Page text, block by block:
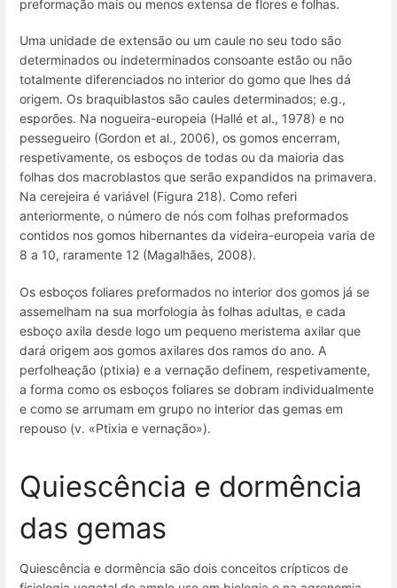
preformação mais ou menos extensa de flores e folhas.
Uma unidade de extensão ou um caule no seu todo são
determinados ou indeterminados consoante estão ou não
totalmente diferenciados no interior do gomo que lhes dá
origem. Os braquiblastos são caules determinados; e.g.,
esporões. Na nogueira-europeia (Hallé et al., 1978) e no
pessegueiro (Gordon et al., 2006), os gomos encerram,
respetivamente, os esboços de todas ou da maioria das
folhas dos macroblastos que serão expandidos na primavera.
Na cerejeira é variável (Figura 218). Como referi
anteriormente, o número de nós com folhas preformados
contidos nos gomos hibernantes da videira-europeia varia de
8 a 10, raramente 12 (Magalhães, 2008).
Os esboços foliares preformados no interior dos gomos já se
assemelham na sua morfologia às folhas adultas, e cada
esboço axila desde logo um pequeno meristema axilar que
dará origem aos gomos axilares dos ramos do ano. A
perfolheação (ptixia) e a vernação definem, respetivamente,
a forma como os esboços foliares se dobram individualmente
e como se arrumam em grupo no interior das gemas em
repouso (v. «Ptixia e vernação»).
Quiescência e dormência
das gemas
Quiescência e dormência são dois conceitos crípticos de